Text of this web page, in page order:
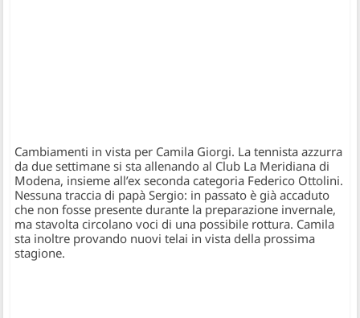
Cambiamenti in vista per Camila Giorgi. La tennista azzurra
da due settimane si sta allenando al Club La Meridiana di
Modena, insieme all’ex seconda categoria Federico Ottolini.
Nessuna traccia di papà Sergio: in passato è già accaduto
che non fosse presente durante la preparazione invernale,
ma stavolta circolano voci di una possibile rottura. Camila
sta inoltre provando nuovi telai in vista della prossima
stagione.